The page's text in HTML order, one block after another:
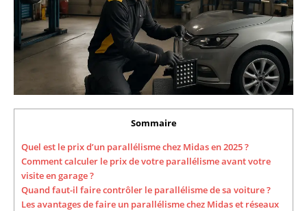
Sommaire
Quel est le prix d’un parallélisme chez Midas en 2025 ?
Comment calculer le prix de votre parallélisme avant votre
visite en garage ?
Quand faut-il faire contrôler le parallélisme de sa voiture ?
Les avantages de faire un parallélisme chez Midas et réseaux